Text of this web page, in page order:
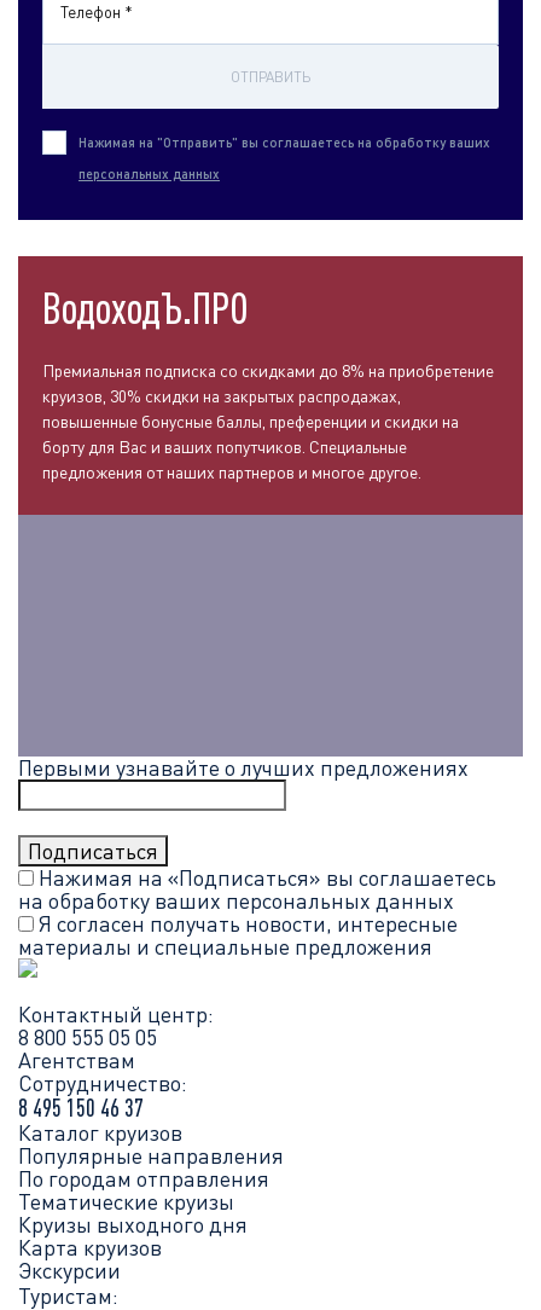
Телефон *
ОТПРАВИТЬ
Нажимая на "Отправить" вы соглашаетесь на обработку ваших
персональных данных
ВодоходЪ.ПРО
Премиальная подписка со скидками до 8% на приобретение
круизов, 30% скидки на закрытых распродажах,
повышенные бонусные баллы, преференции и скидки на
борту для Вас и ваших попутчиков. Специальные
предложения от наших партнеров и многое другое.
Первыми узнавайте о лучших предложениях
Нажимая на «Подписаться» вы соглашаетесь
на обработку ваших персональных данных
Я согласен получать новости, интересные
материалы и специальные предложения
Контактный центр:
8 800 555 05 05
Агентствам
Сотрудничество:
8 495 150 46 37
Каталог круизов
Популярные направления
По городам отправления
Тематические круизы
Круизы выходного дня
Карта круизов
Экскурсии
Туристам: